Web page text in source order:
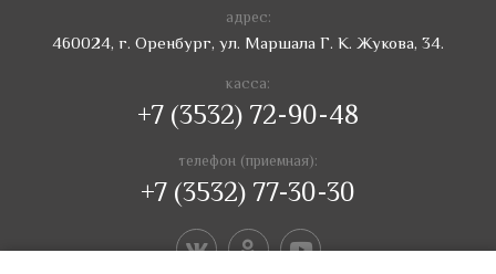
адрес:
460024, г. Оренбург, ул. Маршала Г. К. Жукова, 34.
касса:
+7 (3532) 72-90-48
телефон (приемная):
+7 (3532) 77-30-30